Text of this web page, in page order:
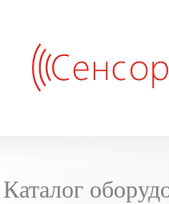
Каталог